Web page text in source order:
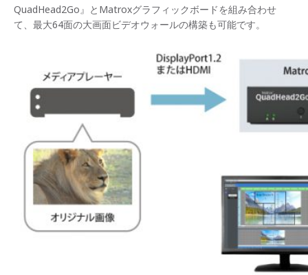
QuadHead2Go』とMatroxグラフィックボードを組み合わせ
て、最大64面の大画面ビデオウォールの構築も可能です。